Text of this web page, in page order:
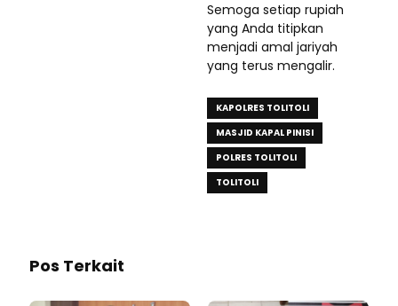
Semoga setiap rupiah
yang Anda titipkan
menjadi amal jariyah
yang terus mengalir.
KAPOLRES TOLITOLI
MASJID KAPAL PINISI
POLRES TOLITOLI
TOLITOLI
Pos Terkait